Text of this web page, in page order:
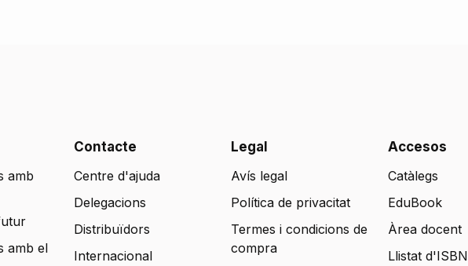
amb
amb el
Contacte
Centre d'ajuda
Delegacions
Distribuïdors
Internacional
Legal
Avís legal
Política de privacitat
Termes i condicions de
compra
Accesos
Catàlegs
EduBook
Àrea docent
Llistat d'ISBN